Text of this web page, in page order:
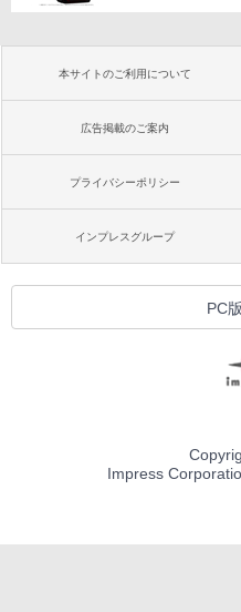
本サイトのご利用について
広告掲載のご案内
プライバシーポリシー
インプレスグループ
PC
Impress